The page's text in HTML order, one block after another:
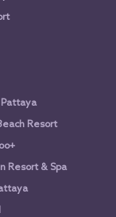
Resort
Resort & Spa